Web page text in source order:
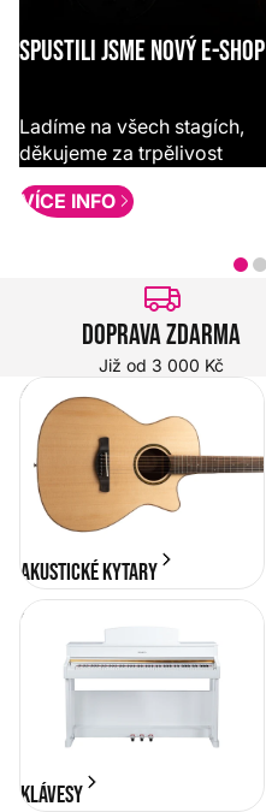
SPUSTILI JSME NOVÝ E-SHOP
Ladíme na všech stagích,
děkujeme za trpělivost
VÍCE INFO
Doprava zdarma
Již od 3 000 Kč
Akustické kytary
Akustické kytary
KLÁVESY
KLÁVESY